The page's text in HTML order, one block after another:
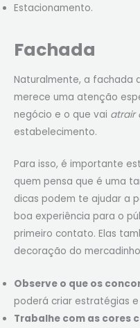
Estacionamento.
Fachada
Naturalmente, a fachada
merece uma atenção
negócio e o que vai atrair
estabelecimento.
Para isso, é importante
quem pensa que é uma
dicas podem te ajudar a
boa experiência para o
primeiro contato. Elas
decoração do
Observe o que os
poderá criar estratégias
Trabalhe com as cores